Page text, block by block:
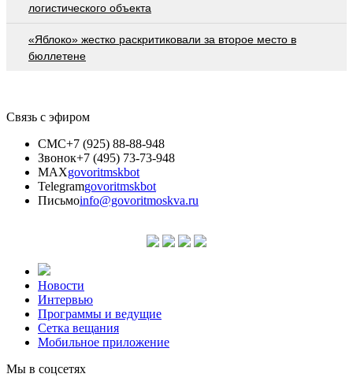
логистического объекта
«Яблоко» жестко раскритиковали за второе место в
бюллетене
Связь с эфиром
СМС+7 (925) 88-88-948
Звонок+7 (495) 73-73-948
MAXgovoritmskbot
Telegramgovoritmskbot
Письмоinfo@govoritmoskva.ru
Новости
Интервью
Программы и ведущие
Сетка вещания
Мобильное приложение
Мы в соцсетях